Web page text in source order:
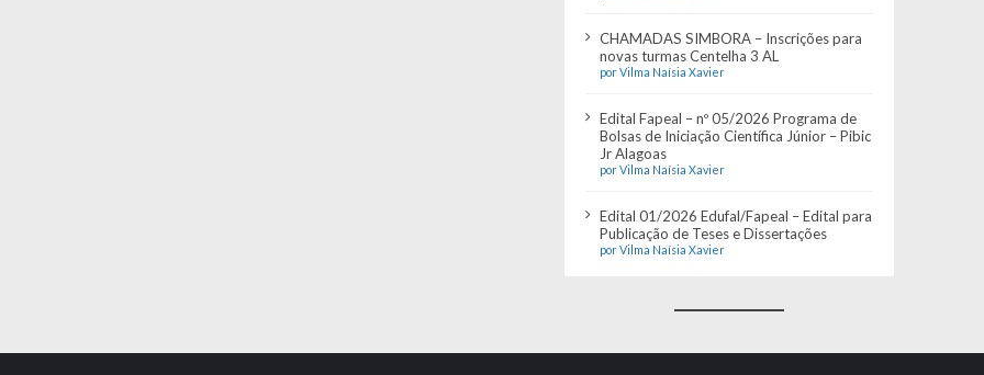
CHAMADAS SIMBORA – Inscrições para
novas turmas Centelha 3 AL
por Vilma Naísia Xavier
Edital Fapeal – nº 05/2026 Programa de
Bolsas de Iniciação Científica Júnior – Pibic
Jr Alagoas
por Vilma Naísia Xavier
Edital 01/2026 Edufal/Fapeal – Edital para
Publicação de Teses e Dissertações
por Vilma Naísia Xavier